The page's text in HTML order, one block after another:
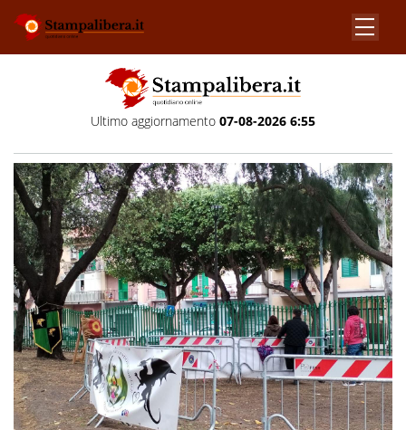
Ultimo aggiornamento 07-08-2026 6:55